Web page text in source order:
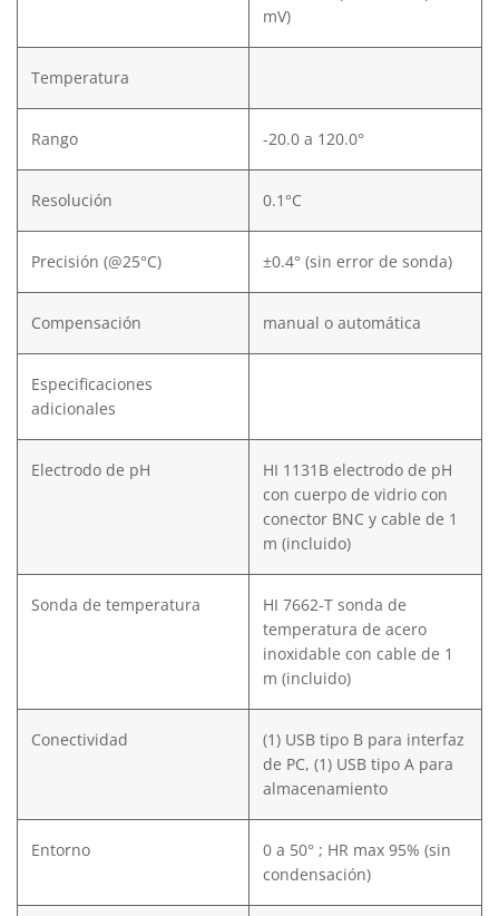
mV)
Temperatura
Rango -20.0 a 120.0°
Resolución 0.1°C
Precisión (@25°C) ±0.4° (sin error de sonda)
Compensación manual o automática
Especificaciones
adicionales
Electrodo de pH
HI 1131B electrodo de pH
con cuerpo de vidrio con
conector BNC y cable de 1
m (incluido)
Sonda de temperatura
HI 7662-T sonda de
temperatura de acero
inoxidable con cable de 1
m (incluido)
Conectividad
(1) USB tipo B para interfaz
de PC, (1) USB tipo A para
almacenamiento
Entorno
0 a 50° ; HR max 95% (sin
condensación)